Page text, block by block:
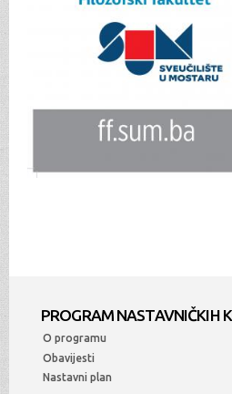
PROGRAM NASTAVNIČKIH
O programu
Obavijesti
Nastavni plan